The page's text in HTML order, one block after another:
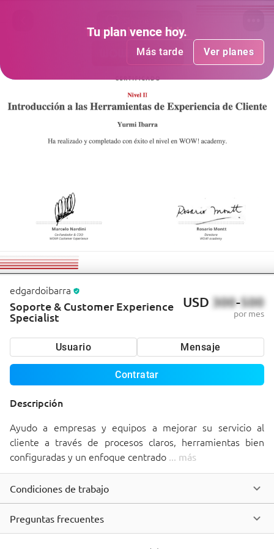
Tu plan ha vencido.
Más tarde Ver planes
Tu plan vence hoy.
Más tarde Ver planes
edgardoibarra
Soporte & Customer Experience
Specialist
USD 300-500
por mes
Usuario Mensaje
Contratar
Descripción
Ayudo a empresas y equipos a mejorar su servicio al
cliente a través de procesos claros, herramientas bien
configuradas y un enfoque centrado ... más
Condiciones de trabajo
Preguntas frecuentes